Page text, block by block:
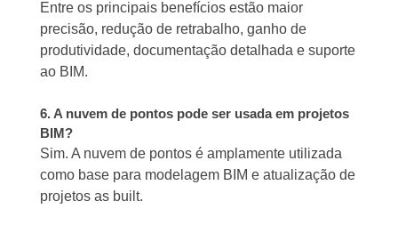
Entre os principais benefícios estão maior
precisão, redução de retrabalho, ganho de
produtividade, documentação detalhada e suporte
ao BIM.
6. A nuvem de pontos pode ser usada em projetos
BIM?
Sim. A nuvem de pontos é amplamente utilizada
como base para modelagem BIM e atualização de
projetos as built.